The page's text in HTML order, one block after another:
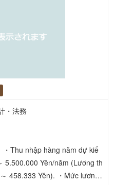
・法務
・Thu nhập hàng năm dự kiế
5.500.000 Yên/năm (Lương th
Yên). ・Mức lương